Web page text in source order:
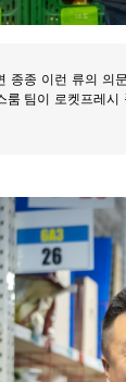
종종 이런 류의
룸 팀이 로켓프레